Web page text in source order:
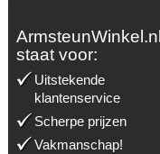
ArmsteunWinkel.nl
staat voor:
Uitstekende
klantenservice
Scherpe prijzen
Vakmanschap!